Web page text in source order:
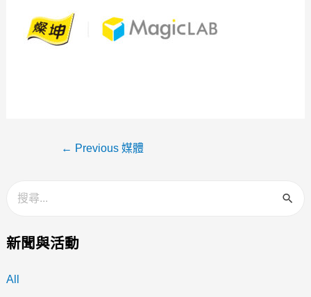
新聞與活動
All
← Previous 媒體